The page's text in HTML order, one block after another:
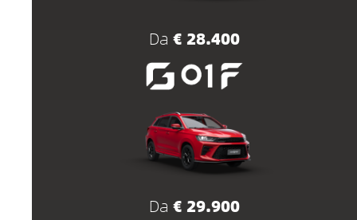
Da € 28.400
Da € 29.900